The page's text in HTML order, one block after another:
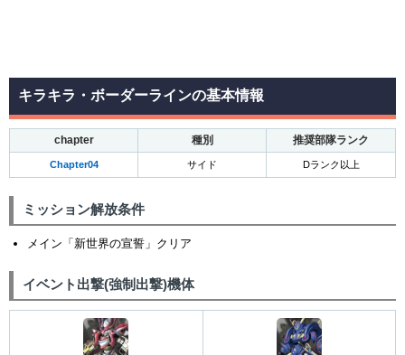
キラキラ・ボーダーラインの基本情報
chapter 種別 推奨部隊ランク
Chapter04 サイド Dランク以上
ミッション解放条件
メイン「新世界の宣誓」クリア
イベント出撃(強制出撃)機体